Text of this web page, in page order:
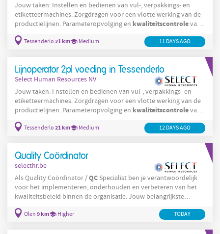
Jouw taken: Instellen en bedienen van vul-, verpakkings- en
etiketteermachines. Zorgdragen voor een vlotte werking van de
productielijnen. Parameteropvolging en kwaliteitscontrolevan
grondstoffen en producten. Oplossen van kleine technische
storingen (opleiding voorzien). Orde, netheid en veiligheid op de
Tessenderlo 21 km Medium 11 DAYS AGO
Lijnoperator 2pl voeding in Tessenderlo
Select Human Resources NV
Jouw taken: I nstellen en bedienen van vul-, verpakkings- en
etiketteermachines. Zorgdragen voor een vlotte werking van de
productielijnen. Parameteropvolging en kwaliteitscontrolevan
storingen (opleiding voorzien). Orde, netheid en veiligheid op de
Tessenderlo 21 km Medium 12 DAYS AGO
Quality Coördinator
selecthr.be
Als Quality Coördinator /QC Specialist ben je verantwoordelijk
voor het implementeren, onderhouden en verbeteren van het
kwaliteitsbeleid binnen de organisatie. Jouw belangrijkste
Implementeren, onderhouden en up-to-date houden van het
Olen 9 km Higher TODAY